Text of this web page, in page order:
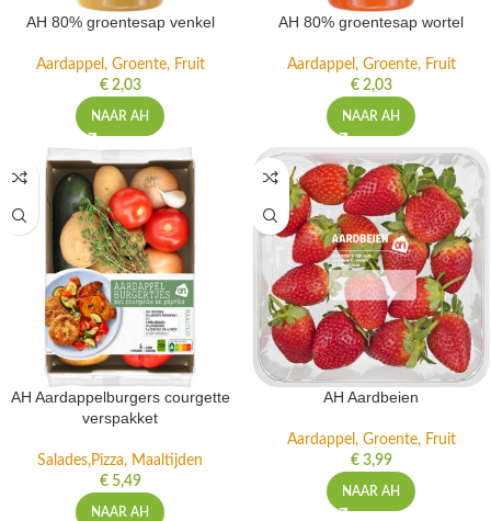
AH 80% groentesap venkel
Aardappel, Groente, Fruit
€2,03
NAAR AH
AH 80% groentesap wortel
Aardappel, Groente, Fruit
€2,03
NAAR AH
AH Aardappelburgers courgette
verspakket
Salades,Pizza, Maaltijden
€5,49
NAAR AH
AH Aardbeien
Aardappel, Groente, Fruit
€3,99
NAAR AH